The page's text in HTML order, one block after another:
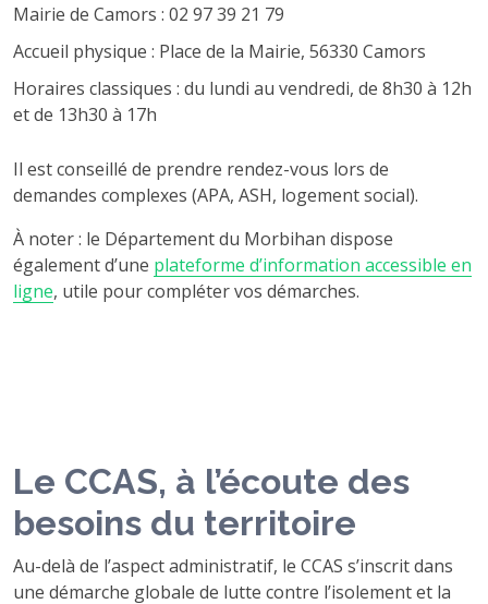
Mairie de Camors : 02 97 39 21 79
Accueil physique : Place de la Mairie, 56330 Camors
Horaires classiques : du lundi au vendredi, de 8h30 à 12h
et de 13h30 à 17h
Il est conseillé de prendre rendez-vous lors de
demandes complexes (APA, ASH, logement social).
À noter : le Département du Morbihan dispose
également d’une plateforme d’information accessible en
ligne, utile pour compléter vos démarches.
Le CCAS, à l’écoute des
besoins du territoire
Au-delà de l’aspect administratif, le CCAS s’inscrit dans
une démarche globale de lutte contre l’isolement et la